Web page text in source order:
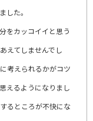
した。
をカッコイイと思う
えてしませんでし
考えられるかがコツ
えるようになりまし
るところが不快にな